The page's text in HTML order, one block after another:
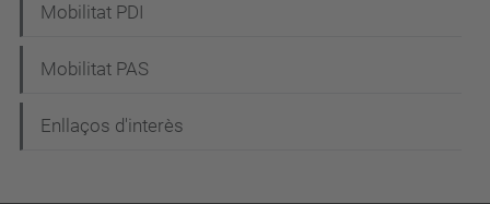
Mobilitat PDI
Mobilitat PAS
Enllaços d'interès